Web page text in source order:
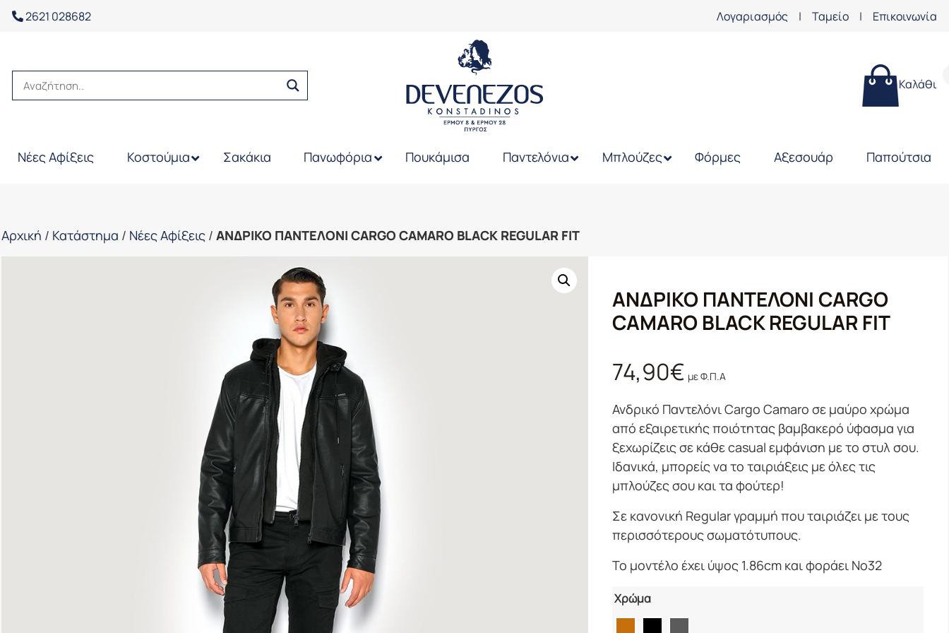
2621 028682 Λογαριασμός | Ταμείο | Επικοινωνία
Καλάθι
Νέες Αφίξεις Κοστούμια Σακάκια Πανωφόρια Πουκάμισα Παντελόνια Μπλούζες Φόρμες Αξεσουάρ Παπούτσια
Αρχική / Κατάστημα / Νέες Αφίξεις / ΑΝΔΡΙΚΟ ΠΑΝΤΕΛΟΝΙ CARGO CAMARO BLACK REGULAR FIT
ΑΝΔΡΙΚΟ ΠΑΝΤΕΛΟΝΙ CARGO
CAMARO BLACK REGULAR FIT
74,90€ με Φ.Π.Α
Ανδρικό Παντελόνι Cargo Camaro σε μαύρο χρώμα
από εξαιρετικής ποιότητας βαμβακερό ύφασμα για
ξεχωρίζεις σε κάθε casual εμφάνιση με το στυλ σου.
Ιδανικά, μπορείς να το ταιριάξεις με όλες τις
μπλούζες σου και τα φούτερ!
Σε κανονική Regular γραμμή που ταιριάζει με τους
περισσότερους σωματότυπους.
Το μοντέλο έχει ύψος 1.86cm και φοράει Νο32
Χρώμα